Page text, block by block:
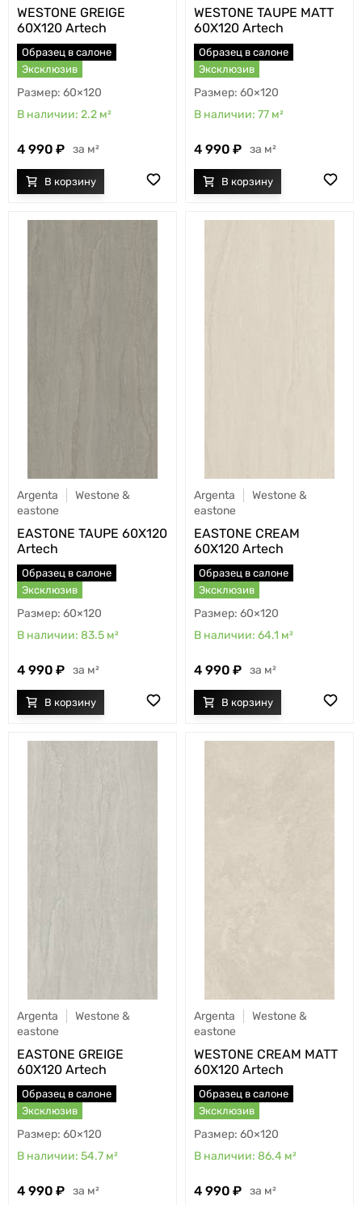
WESTONE GREIGE
60X120 Artech
Образец в салоне
Эксклюзив
60×120
2.2 м²
4 990 м²
WESTONE TAUPE MATT
60X120 Artech
Образец в салоне
Эксклюзив
60×120
77 м²
4 990 м²
Argenta
Westone &
eastone
EASTONE TAUPE 60X120
Artech
Образец в салоне
Эксклюзив
60×120
83.5 м²
4 990 м²
Argenta
Westone &
eastone
EASTONE CREAM
60X120 Artech
Образец в салоне
Эксклюзив
60×120
64.1 м²
4 990 м²
Argenta
Westone &
eastone
EASTONE GREIGE
60X120 Artech
Образец в салоне
Эксклюзив
60×120
54.7 м²
4 990 м²
Argenta
Westone &
eastone
WESTONE CREAM MATT
60X120 Artech
Образец в салоне
Эксклюзив
60×120
86.4 м²
4 990 м²